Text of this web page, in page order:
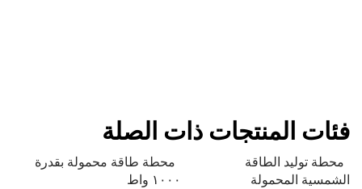
فئات المنتجات ذات الصلة
محطة توليد الطاقة
الشمسية المحمولة
محطة طاقة محمولة بقدرة
١٠٠٠ واط